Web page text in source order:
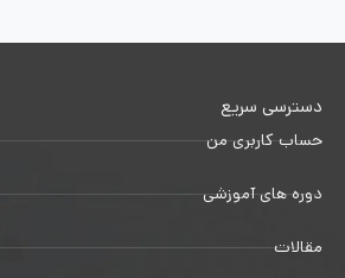
دسترسی سریع
حساب کاربری من
دوره های آموزشی
مقالات